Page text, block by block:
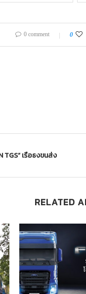
0 comment 0
TGS” เรือธงขนส่ง
RELATED